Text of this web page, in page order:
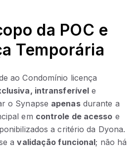
da POC e
Temporária
ao Condomínio licença
intransferível e
o Synapse apenasdurante a
em controle de acesso e
a critério da Dyona.
avalidação funcional; não há